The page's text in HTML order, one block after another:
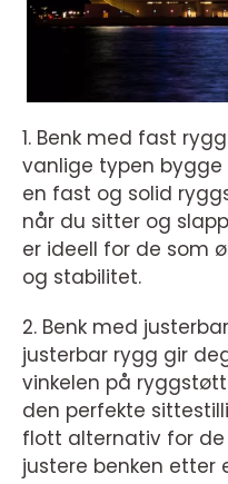
1. Benk med fast
vanlige typen bygge
en fast og solid
når du sitter og
er ideell for de som
og stabilitet.
2. Benk med
justerbar rygg gir
vinkelen på
den perfekte
flott alternativ for de
justere benken etter